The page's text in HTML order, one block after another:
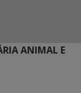
ANIMAL E